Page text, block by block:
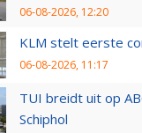
06-08-2026, 12:20
KLM stelt eerste
06-08-2026, 11:17
TUI breidt uit op
Schiphol